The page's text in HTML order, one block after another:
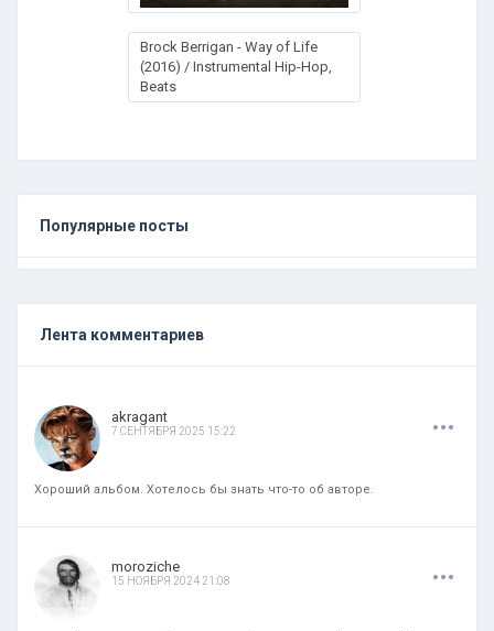
Brock Berrigan - Way of Life
(2016) / Instrumental Hip-Hop,
Beats
Популярные посты
Лента комментариев
akragant
7 СЕНТЯБРЯ 2025 15:22 ...
Хороший альбом. Хотелось бы знать что-то об авторе.
moroziche
15 НОЯБРЯ 2024 21:08 ...